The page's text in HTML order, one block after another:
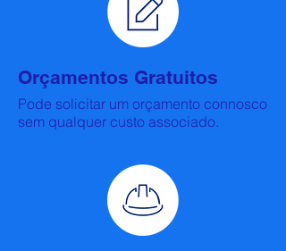
Orçamentos Gratuitos
Pode solicitar um orçamento connosco
sem qualquer custo associado.